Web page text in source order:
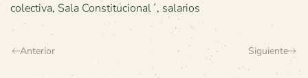
colectiva, Sala Constitucional´, salarios
Anterior Siguiente